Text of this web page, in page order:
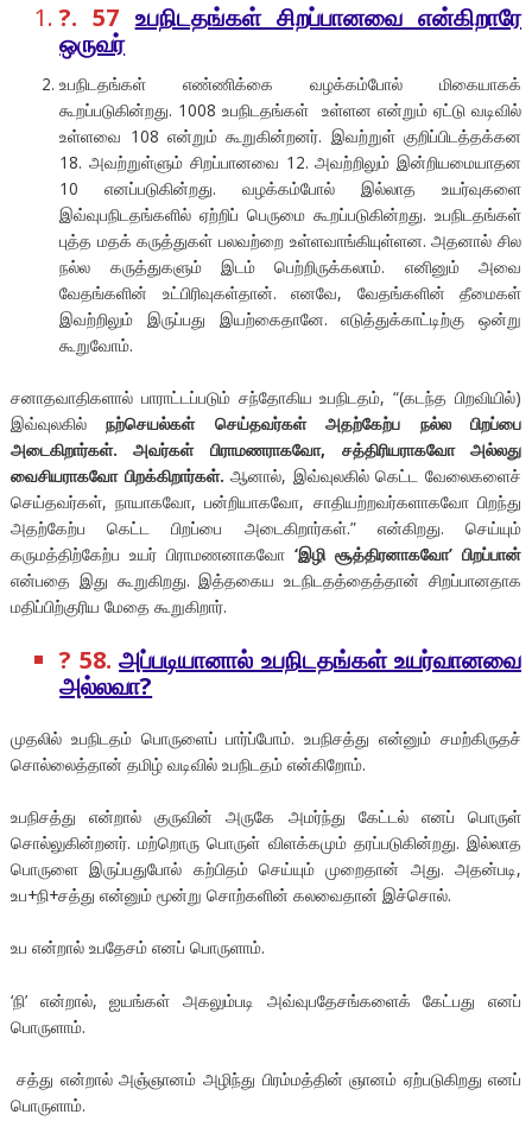
?. 57 உபநிடதங்கள் சிறப்பானவை என்கிறாரே
ஒருவர்
உபநிடதங்கள் எண்ணிக்கை வழக்கம்போல் மிகையாகக்
கூறப்படுகின்றது. 1008 உபநிடதங்கள் உள்ளன என்றும் ஏட்டு வடிவில்
உள்ளவை 108 என்றும் கூறுகின்றனர். இவற்றுள் குறிப்பிடத்தக்கன
18. அவற்றுள்ளும் சிறப்பானவை 12. அவற்றிலும் இன்றியமையாதன
10 எனப்படுகின்றது. வழக்கம்போல் இல்லாத உயர்வுகளை
இவ்வுபநிடதங்களில் ஏற்றிப் பெருமை கூறப்படுகின்றது. உபநிடதங்கள்
புத்த மதக் கருத்துகள் பலவற்றை உள்ளவாங்கியுள்ளன. அதனால் சில
நல்ல கருத்துகளும் இடம் பெற்றிருக்கலாம். எனினும் அவை
வேதங்களின் உட்பிரிவுகள்தான். எனவே, வேதங்களின் தீமைகள்
இவற்றிலும் இருப்பது இயற்கைதானே. எடுத்துக்காட்டிற்கு ஒன்று
கூறுவோம்.
சனாதவாதிகளால் பாராட்டப்படும் சந்தோகிய உபநிடதம், “(கடந்த பிறவியில்)
இவ்வுலகில்நற்செயல்கள் செய்தவர்கள் அதற்கேற்ப நல்ல பிறப்பை
அடைகிறார்கள். அவர்கள் பிராமணராகவோ, சத்திரியராகவோ அல்லது
வைசியராகவோ பிறக்கிறார்கள். ஆனால், இவ்வுலகில் கெட்ட வேலைகளைச்
செய்தவர்கள், நாயாகவோ, பன்றியாகவோ, சாதியற்றவர்களாகவோ பிறந்து
அதற்கேற்ப கெட்ட பிறப்பை அடைகிறார்கள்.” என்கிறது. செய்யும்
கருமத்திற்கேற்ப உயர் பிராமணனாகவோ‘இழி சூத்திரனாகவோ’ பிறப்பான்
என்பதை இது கூறுகிறது. இத்தகைய உடநிடதத்தைத்தான் சிறப்பானதாக
மதிப்பிற்குரிய மேதை கூறுகிறார்.
? 58.அப்படியானால் உபநிடதங்கள் உயர்வானவை
அல்லவா?
முதலில் உபநிடதம் பொருளைப் பார்ப்போம். உபநிசத்து என்னும் சமற்கிருதச்
சொல்லைத்தான் தமிழ் வடிவில் உபநிடதம் என்கிறோம்.
உபநிசத்து என்றால் குருவின் அருகே அமர்ந்து கேட்டல் எனப் பொருள்
சொல்லுகின்றனர். மற்றொரு பொருள் விளக்கமும் தரப்படுகின்றது. இல்லாத
பொருளை இருப்பதுபோல் கற்பிதம் செய்யும் முறைதான் அது. அதன்படி,
உப+நி+சத்து என்னும் மூன்று சொற்களின் கலவைதான் இச்சொல்.
உப என்றால் உபதேசம் எனப் பொருளாம்.
‘நி’ என்றால், ஐயங்கள் அகலும்படி அவ்வுபதேசங்களைக் கேட்பது எனப்
பொருளாம்.
சத்து என்றால் அஞ்ஞானம் அழிந்து பிரம்மத்தின் ஞானம் ஏற்படுகிறது எனப்
பொருளாம்.